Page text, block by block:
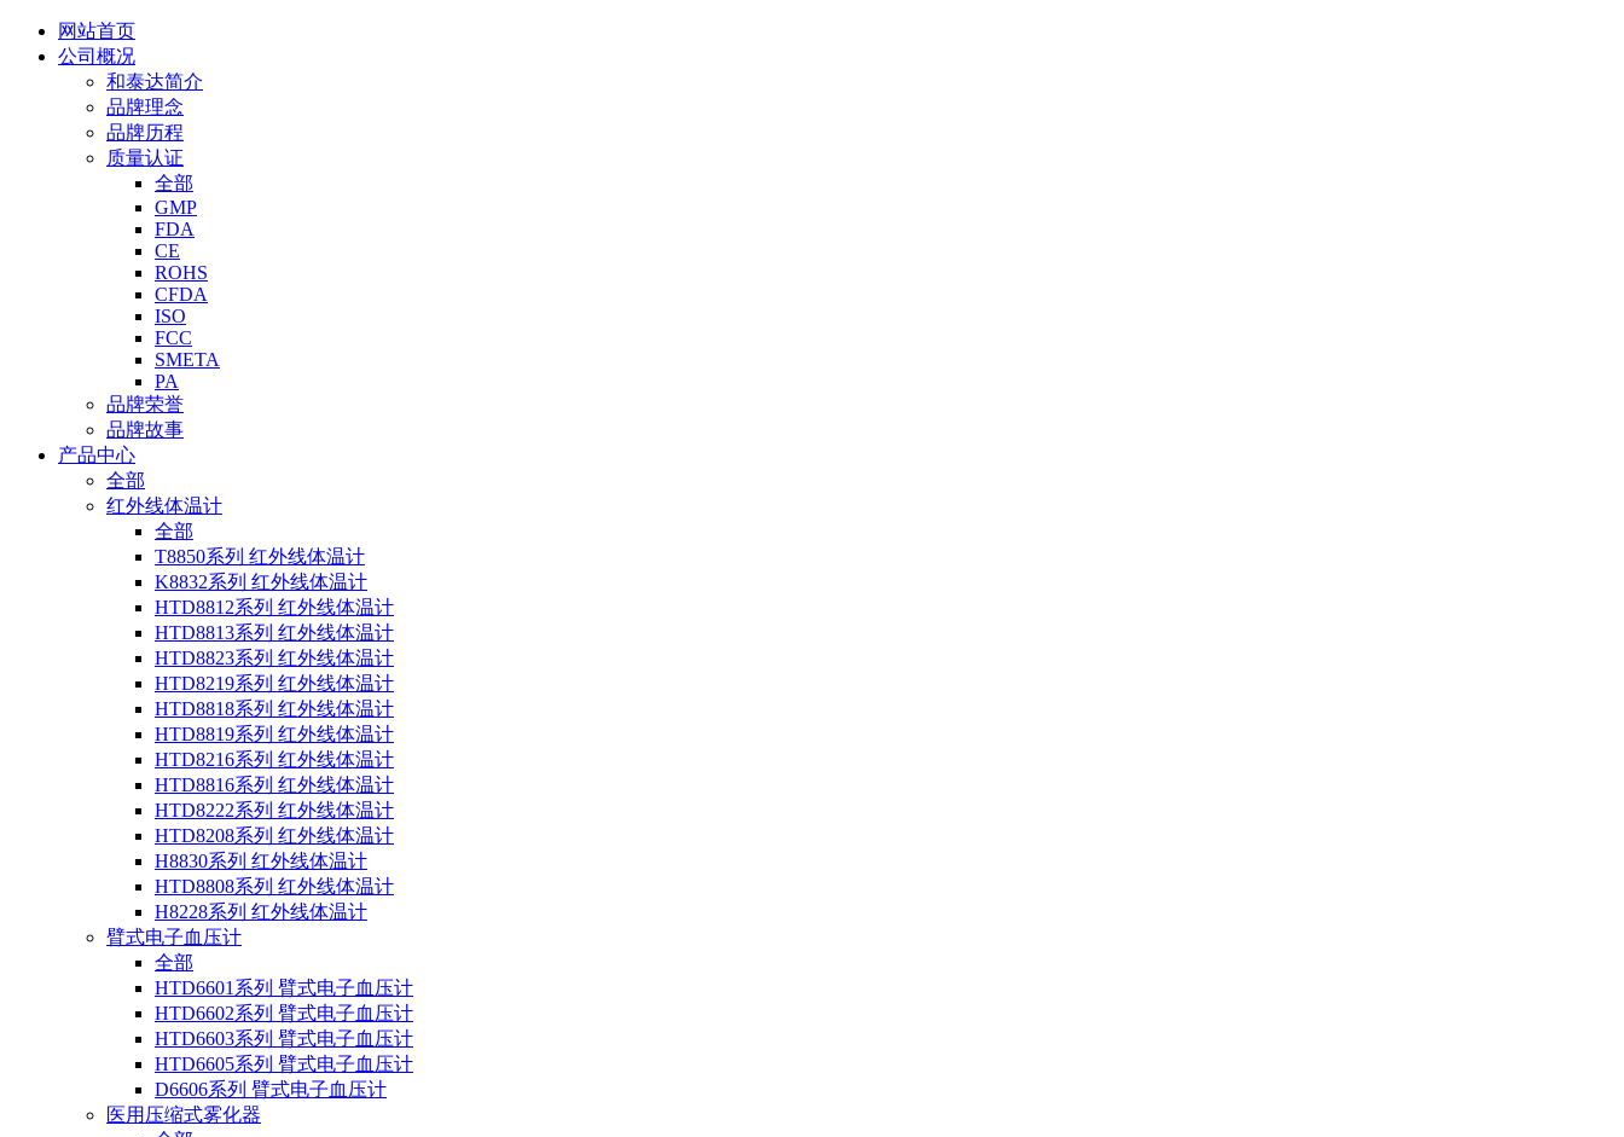
网站首页
公司概况
和泰达简介
品牌理念
品牌历程
质量认证
全部
GMP
FDA
CE
ROHS
CFDA
ISO
FCC
SMETA
PA
品牌荣誉
品牌故事
产品中心
全部
红外线体温计
全部
T8850系列 红外线体温计
K8832系列 红外线体温计
HTD8812系列 红外线体温计
HTD8813系列 红外线体温计
HTD8823系列 红外线体温计
HTD8219系列 红外线体温计
HTD8818系列 红外线体温计
HTD8819系列 红外线体温计
HTD8216系列 红外线体温计
HTD8816系列 红外线体温计
HTD8222系列 红外线体温计
HTD8208系列 红外线体温计
H8830系列 红外线体温计
HTD8808系列 红外线体温计
H8228系列 红外线体温计
臂式电子血压计
全部
HTD6601系列 臂式电子血压计
HTD6602系列 臂式电子血压计
HTD6603系列 臂式电子血压计
HTD6605系列 臂式电子血压计
D6606系列 臂式电子血压计
医用压缩式雾化器